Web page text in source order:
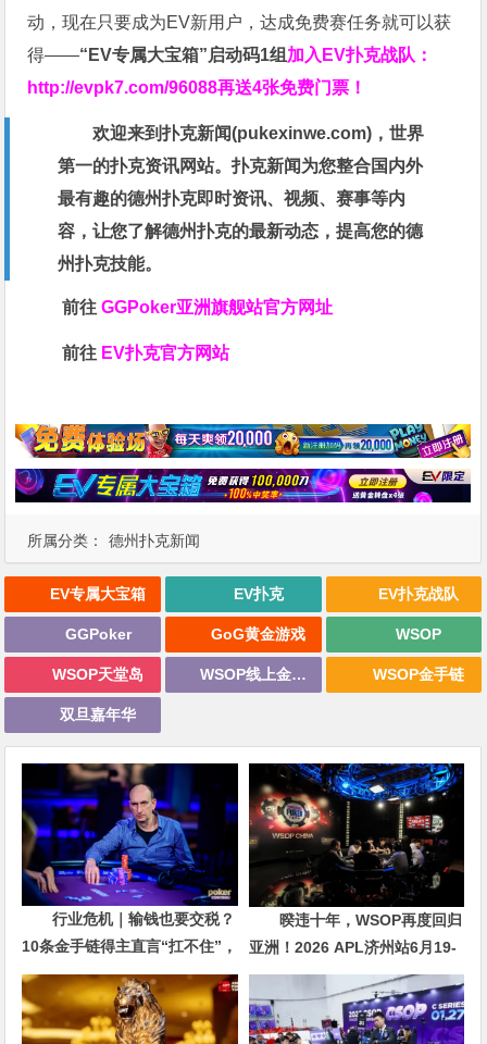
所属分类： 德州扑克新闻
动，现在只要成为EV新用户，达成免费赛任务就可以获
得——“EV专属大宝箱”启动码1组 加入EV扑克战队：
http://evpk7.com/96088再送4张免费门票！
欢迎来到扑克新闻(pukexinwe.com)，世界
第一的扑克资讯网站。扑克新闻为您整合国内外
最有趣的德州扑克即时资讯、视频、赛事等内
容，让您了解德州扑克的最新动态，提高您的德
州扑克技能。
前往GGPoker亚洲旗舰站官方网址
前往 EV扑克官方网站
EV专属大宝箱 EV扑克 EV扑克战队
GGPoker GoG黄金游戏 WSOP
WSOP天堂岛 WSOP线上金手链 WSOP金手链
双旦嘉年华
行业危机｜输钱也要交税？
10条金手链得主直言“扛不住”，
主动砍掉四分之三比赛
暌违十年，WSOP再度回归
亚洲！2026 APL济州站6月19-
28日盛大登场！